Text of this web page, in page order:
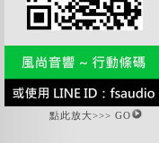
點此放大>>> GO